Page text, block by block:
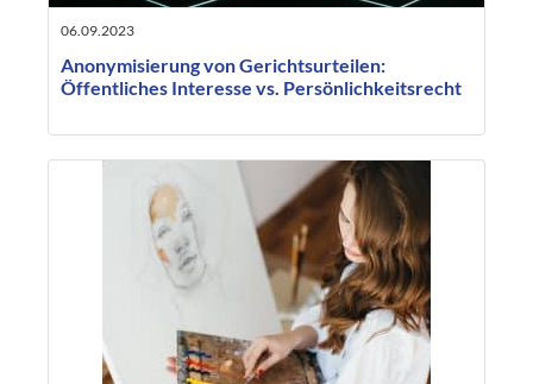
06.09.2023
Anonymisierung von Gerichtsurteilen:
Öffentliches Interesse vs. Persönlichkeitsrecht